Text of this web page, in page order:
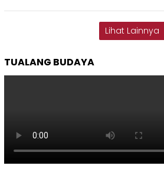
Lihat Lainnya
TUALANG BUDAYA